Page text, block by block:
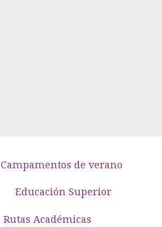
Campamentos de verano
Educación Superior
Rutas Académicas